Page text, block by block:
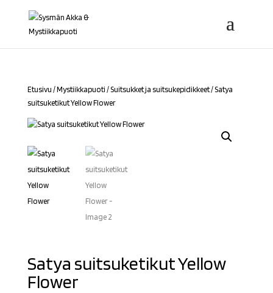
Etusivu /Mystiikkapuoti /Suitsukket ja suitsukepidikkeet/ Satya
suitsuketikut Yellow Flower
Satya suitsuketikut Yellow
Flower